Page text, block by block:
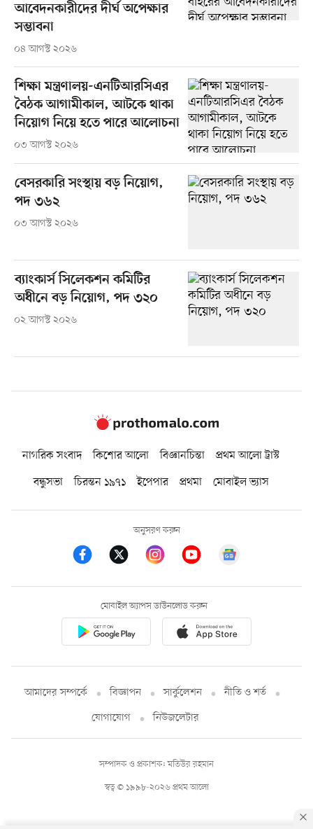
আবেদনকারীদের দীর্ঘ অপেক্ষার
সম্ভাবনা
০৪ আগস্ট ২০২৬
শিক্ষা মন্ত্রণালয়-এনটিআরসিএর
বৈঠক আগামীকাল, আটকে থাকা
নিয়োগ নিয়ে হতে পারে আলোচনা
০৩ আগস্ট ২০২৬
বেসরকারি সংস্থায় বড় নিয়োগ,
পদ ৩৬২
০৩ আগস্ট ২০২৬
ব্যাংকার্স সিলেকশন কমিটির
অধীনে বড় নিয়োগ, পদ ৩২০
০২ আগস্ট ২০২৬
নাগরিক সংবাদ কিশোর আলো বিজ্ঞানচিন্তা
প্রথম আলো ট্রাস্ট
বন্ধুসভা
চিরন্তন ১৯৭১ ইপেপার প্রথমা মোবাইল ভ্যাস
অনুসরণ করুন
মোবাইল অ্যাপস ডাউনলোড করুন
আমাদের সম্পর্কে বিজ্ঞাপন সার্কুলেশন
নীতি ও শর্ত
যোগাযোগ
নিউজলেটার
স্বত্ব © ১৯৯৮-২০২৬ প্রথম আলো
সম্পাদক ও প্রকাশক: মতিউর রহমান